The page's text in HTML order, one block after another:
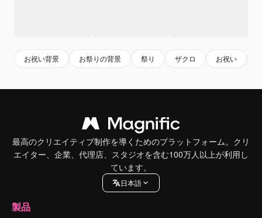
お祝い背景 お祭りの背景 祭り ザクロ お祝い
最高のクリエイティブ制作を導くためのプラットフォーム。クリ
エイター、企業、代理店、スタジオを含む100万人以上が利用し
ています。
日本語
製品